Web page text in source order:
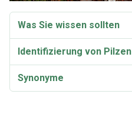
Was Sie wissen sollten
Identifizierung von Pilzen
Synonyme